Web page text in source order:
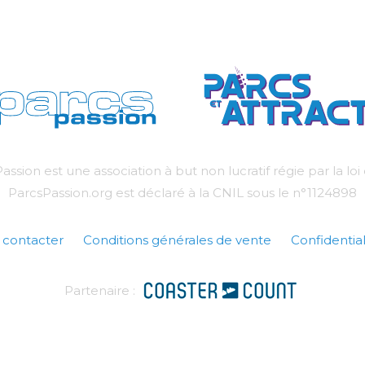
est une association à but non lucratif régie par la loi
ParcsPassion.org est déclaré à la CNIL sous le n°1124898
contacter Conditions générales de vente
Partenaire :